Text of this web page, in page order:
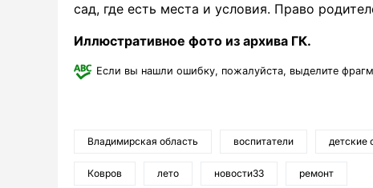
сад, где есть места и условия. Право
Иллюстративное фото из архива ГК.
Если вы нашли ошибку, пожалуйста, выделите
Владимирская область воспитатели детские
Ковров лето новости33 ремонт